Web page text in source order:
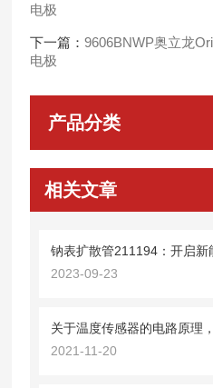
电极
下一篇：9606BNWP奥立龙
电极
产品分类
相关文章
2023-09-23
2021-11-20